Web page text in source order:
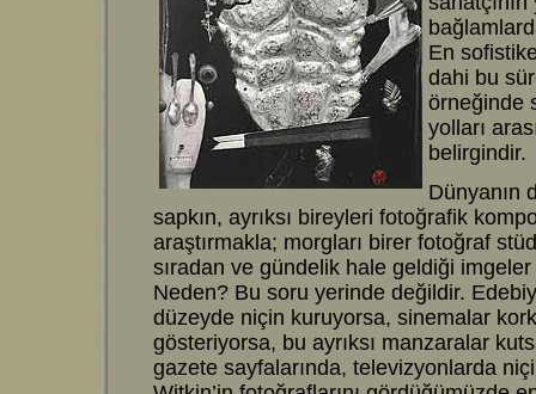
En
dahi bu
örneğinde
yolları
belirgindir.
Dünyanın
sapkın, ayrıksı bireyleri fotoğrafik
araştırmakla; morgları birer fotoğraf
sıradan ve gündelik hale geldiği
Neden? Bu soru yerinde değildir.
düzeyde niçin kuruyorsa, sinemalar
gösteriyorsa, bu ayrıksı manzaralar
gazete sayfalarında, televizyonlarda